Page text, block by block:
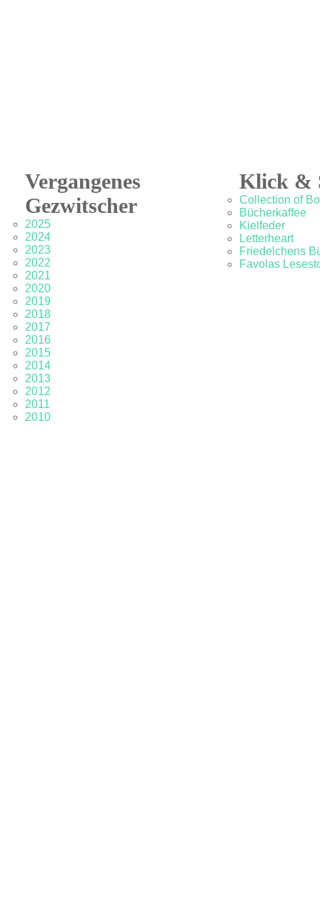
Vergangenes
Gezwitscher
2025
2024
2023
2022
2021
2020
2019
2018
2017
2016
2015
2014
2013
2012
2011
2010
Klick &
Collection of
Bücherkaffee
Kielfeder
Letterheart
Friedelchens
Favolas